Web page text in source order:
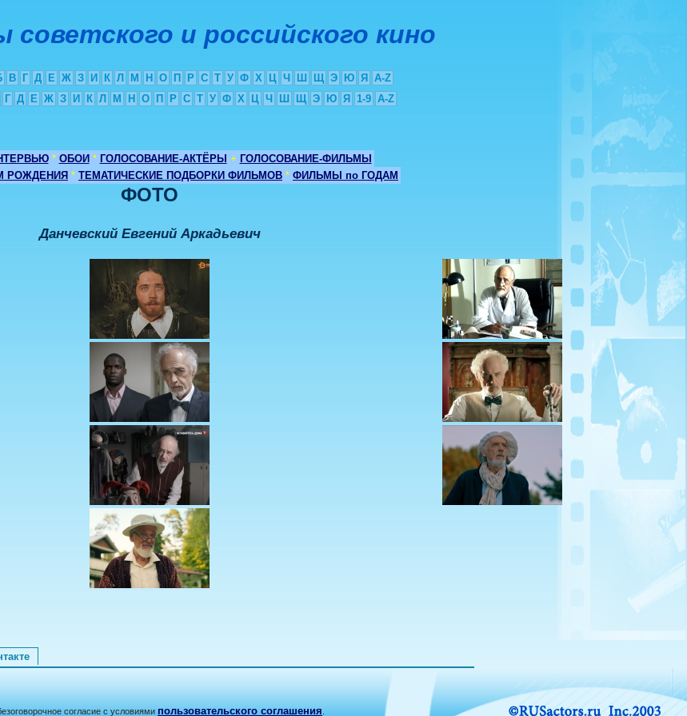
советского и российского кино
В Г Д Е Ж З И К Л М Н О П Р С Т У Ф Х Ц Ч Ш Щ Э Ю Я
A-Z
Г Д Е Ж З И К Л М Н О П Р С Т У Ф Х Ц Ч Ш Щ Э Ю Я 1-9 A-Z
* ОБОИ * ГОЛОСОВАНИЕ-АКТЁРЫ + ГОЛОСОВАНИЕ-ФИЛЬМЫ
РОЖДЕНИЯ * ТЕМАТИЧЕСКИЕ ПОДБОРКИ ФИЛЬМОВ * ФИЛЬМЫ по ГОДАМ
ФОТО
Данчевский Евгений Аркадьевич
согласие с условиями пользовательского соглашения